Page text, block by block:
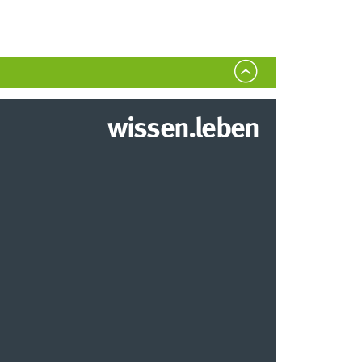
wissen.leben